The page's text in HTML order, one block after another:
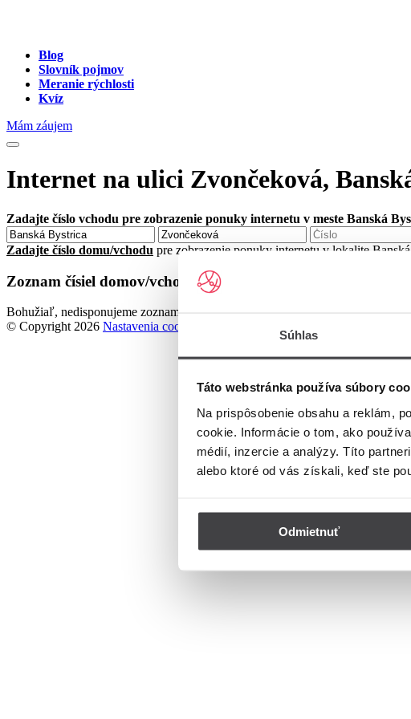
Súhlas
Táto webstránka používa súbory
Na prispôsobenie obsahu a reklám,
cookie. Informácie o tom, ako
médií, inzercie a analýzy. Títo
alebo ktoré od vás získali, keď ste
Odmietnuť
Blog
Slovník pojmov
Meranie rýchlosti
Kvíz
Mám záujem
Internet na ulici Zvončeková,
Zadajte číslo vchodu pre zobrazenie ponuky internetu v meste Banská
Zadajte číslo domu/vchodu pre zobrazenie ponuky internetu v lokalite
Zoznam čísiel domov/vchodov na ulici Zvončeková v meste
Bohužiaľ, nedisponujeme zoznamom dostupných čísiel vchodov na ulici
© Copyright 2026 Nastavenia cookies